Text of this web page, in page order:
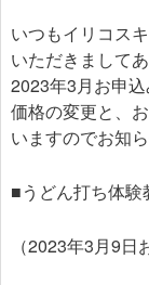
いつもイリコス
いただきまして
2023年3月お申
価格の変更と、
いますのでお知
■うどん打ち体
（2023年3月9日